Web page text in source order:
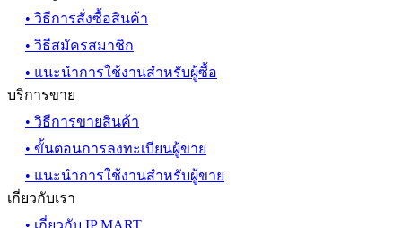
• วิธีการสั่งซื้อสินค้า
• วิธีสมัครสมาชิก
• แนะนำการใช้งานสำหรับผู้ซื้อ
บริการขาย
• วิธีการขายสินค้า
• ขั้นตอนการลงทะเบียนผู้ขาย
• แนะนำการใช้งานสำหรับผู้ขาย
เกี่ยวกับเรา
• เกี่ยวกับ IP MART